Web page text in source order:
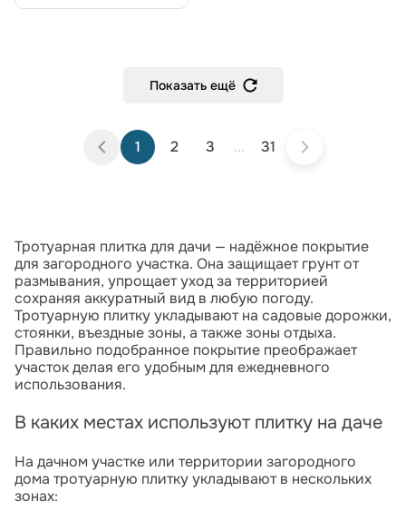
Показать ещё
1 2 3 ... 31
Тротуарная плитка для дачи — надёжное покрытие
для загородного участка. Она защищает грунт от
размывания, упрощает уход за территорией
сохраняя аккуратный вид в любую погоду.
Тротуарную плитку укладывают на садовые дорожки,
стоянки, въездные зоны, а также зоны отдыха.
Правильно подобранное покрытие преображает
участок делая его удобным для ежедневного
использования.
В каких местах используют плитку на даче
На дачном участке или территории загородного
дома тротуарную плитку укладывают в нескольких
зонах: